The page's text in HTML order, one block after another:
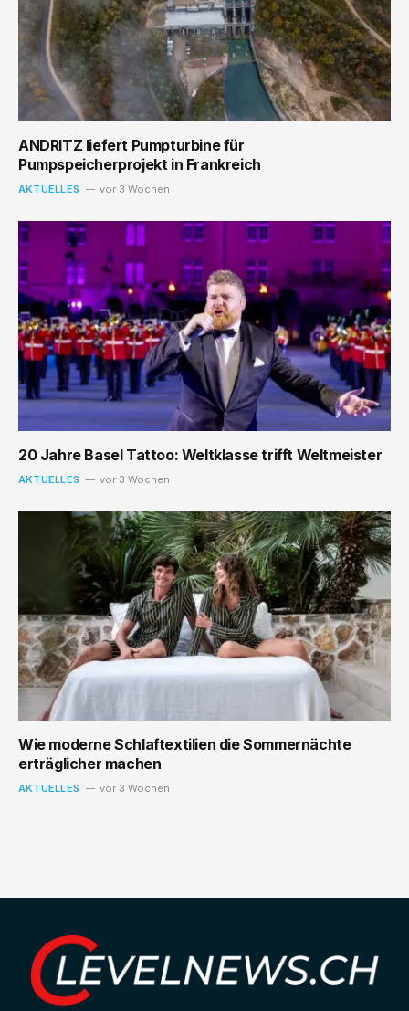
ANDRITZ liefert Pumpturbine für
Pumpspeicherprojekt in Frankreich
AKTUELLES vor 3 Wochen
20 Jahre Basel Tattoo: Weltklasse trifft Weltmeister
AKTUELLES vor 3 Wochen
Wie moderne Schlaftextilien die Sommernächte
erträglicher machen
AKTUELLES vor 3 Wochen